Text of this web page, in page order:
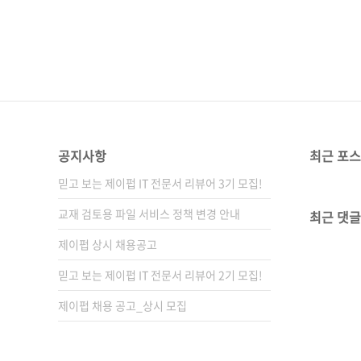
공지사항
믿고 보는 제이펍 IT 전문서 리뷰어 3기 모집!
교재 검토용 파일 서비스 정책 변경 안내
제이펍 상시 채용공고
믿고 보는 제이펍 IT 전문서 리뷰어 2기 모집!
제이펍 채용 공고_상시 모집
최근 포
최근 댓글